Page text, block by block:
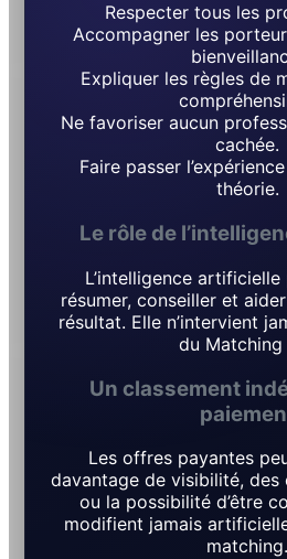
Respecter tous les
Accompagner les
Expliquer les règles de
Ne favoriser aucun
cachée.
Faire passer
théorie.
Le rôle de
L’intelligence
résumer, conseiller et
résultat. Elle n’intervient
du Matching
Un classement
Les offres payantes
davantage de visibilité, des
ou la possibilité d’être
modifient jamais
matching.